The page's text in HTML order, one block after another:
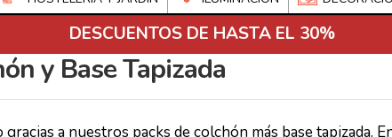
DESCUENTOS DE HASTA EL 30%
y Base Tapizada
a nuestros packs de colchón más base tapizada.